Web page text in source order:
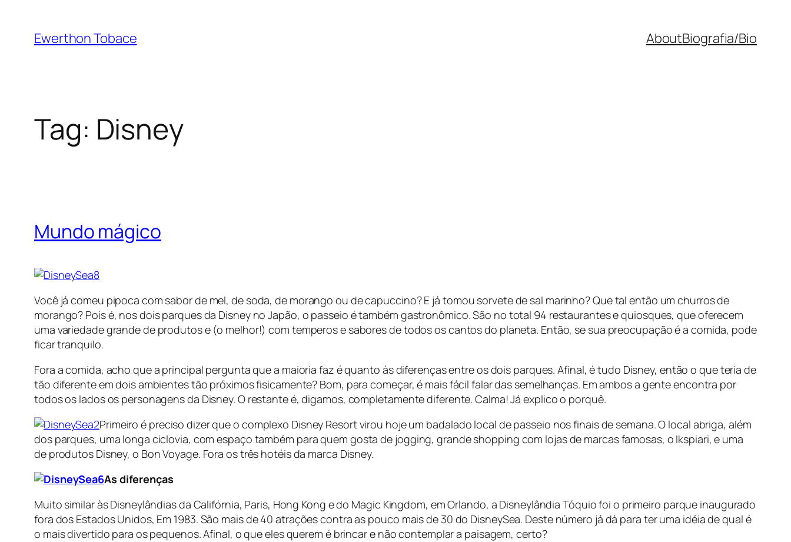
content
Ewerthon Tobace AboutBiografia/Bio
Tag: Disney
Mundo mágico
Você já comeu pipoca com sabor de mel, de soda, de morango ou de capuccino? E já tomou sorvete de sal marinho? Que tal então um churros de
morango? Pois é, nos dois parques da Disney no Japão, o passeio é também gastronômico. São no total 94 restaurantes e quiosques, que oferecem
uma variedade grande de produtos e (o melhor!) com temperos e sabores de todos os cantos do planeta. Então, se sua preocupação é a comida, pode
ficar tranquilo.
Fora a comida, acho que a principal pergunta que a maioria faz é quanto às diferenças entre os dois parques. Afinal, é tudo Disney, então o que teria de
tão diferente em dois ambientes tão próximos fisicamente? Bom, para começar, é mais fácil falar das semelhanças. Em ambos a gente encontra por
todos os lados os personagens da Disney. O restante é, digamos, completamente diferente. Calma! Já explico o porquê.
Primeiro é preciso dizer que o complexo Disney Resort virou hoje um badalado local de passeio nos finais de semana. O local abriga, além
dos parques, uma longa ciclovia, com espaço também para quem gosta de jogging, grande shopping com lojas de marcas famosas, o Ikspiari, e uma
de produtos Disney, o Bon Voyage. Fora os três hotéis da marca Disney.
As diferenças
Muito similar às Disneylândias da Califórnia, Paris, Hong Kong e do Magic Kingdom, em Orlando, a Disneylândia Tóquio foi o primeiro parque inaugurado
fora dos Estados Unidos, Em 1983. São mais de 40 atrações contra as pouco mais de 30 do DisneySea. Deste número já dá para ter uma idéia de qual é
o mais divertido para os pequenos. Afinal, o que eles querem é brincar e não contemplar a paisagem, certo?